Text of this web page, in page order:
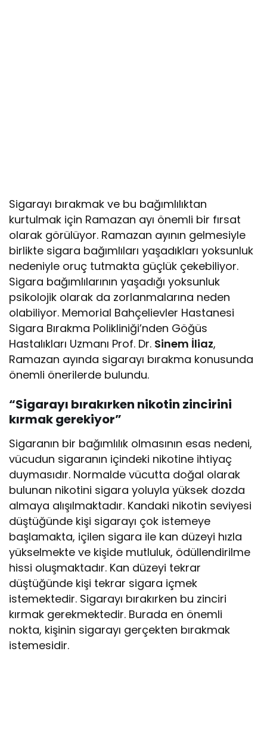
Sigarayı bırakmak ve bu bağımlılıktan
kurtulmak için Ramazan ayı önemli bir fırsat
olarak görülüyor. Ramazan ayının gelmesiyle
birlikte sigara bağımlıları yaşadıkları yoksunluk
nedeniyle oruç tutmakta güçlük çekebiliyor.
Sigara bağımlılarının yaşadığı yoksunluk
psikolojik olarak da zorlanmalarına neden
olabiliyor. Memorial Bahçelievler Hastanesi
Sigara Bırakma Polikliniği’nden Göğüs
Hastalıkları Uzmanı Prof. Dr. Sinem İliaz,
Ramazan ayında sigarayı bırakma konusunda
önemli önerilerde bulundu.
“Sigarayı bırakırken nikotin zincirini
kırmak gerekiyor”
Sigaranın bir bağımlılık olmasının esas nedeni,
vücudun sigaranın içindeki nikotine ihtiyaç
duymasıdır. Normalde vücutta doğal olarak
bulunan nikotini sigara yoluyla yüksek dozda
almaya alışılmaktadır. Kandaki nikotin seviyesi
düştüğünde kişi sigarayı çok istemeye
başlamakta, içilen sigara ile kan düzeyi hızla
yükselmekte ve kişide mutluluk, ödüllendirilme
hissi oluşmaktadır. Kan düzeyi tekrar
düştüğünde kişi tekrar sigara içmek
istemektedir. Sigarayı bırakırken bu zinciri
kırmak gerekmektedir. Burada en önemli
nokta, kişinin sigarayı gerçekten bırakmak
istemesidir.